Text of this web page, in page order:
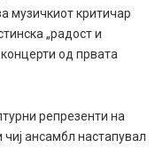
музичкиот критичар
„радост и
од првата
репрезенти на
ансамбл настапувал